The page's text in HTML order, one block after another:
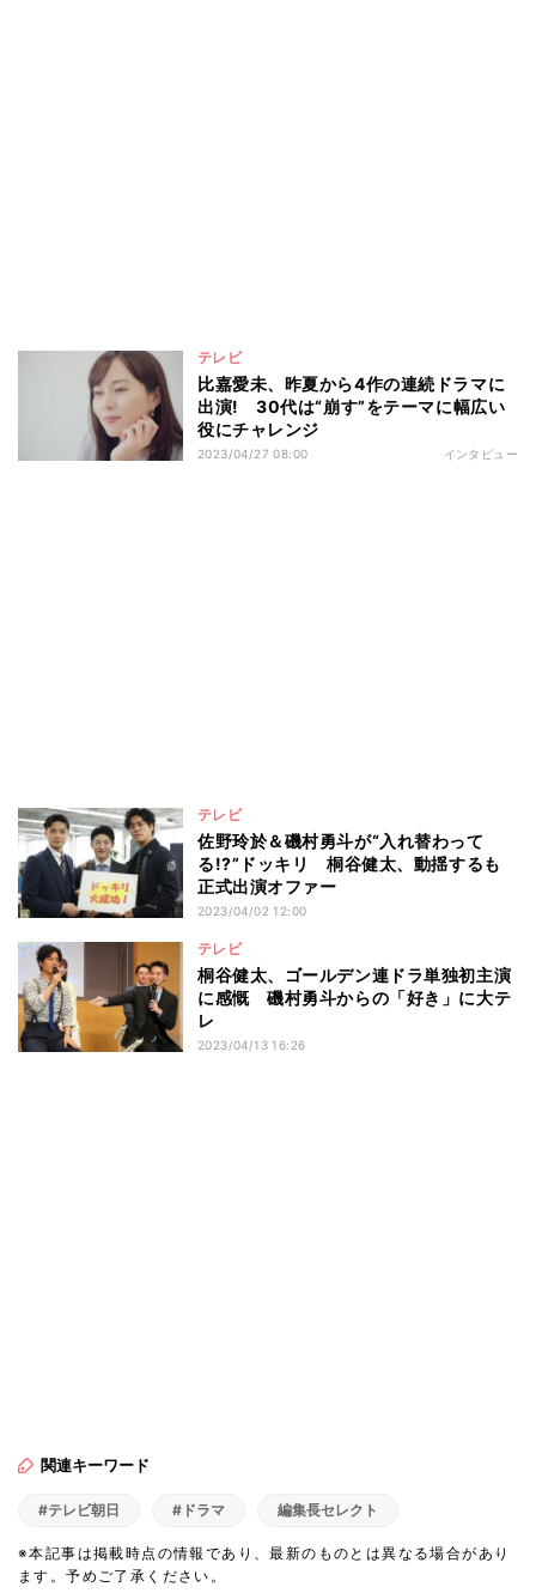
テレビ
比嘉愛未、昨夏から4作の連続ドラマに
出演! 30代は“崩す”をテーマに幅広い
役にチャレンジ
2023/04/27 08:00 インタビュー
テレビ
佐野玲於＆磯村勇斗が“入れ替わって
る!?”ドッキリ 桐谷健太、動揺するも
正式出演オファー
2023/04/02 12:00
テレビ
桐谷健太、ゴールデン連ドラ単独初主演
に感慨 磯村勇斗からの「好き」に大テ
レ
2023/04/13 16:26
関連キーワード
#テレビ朝日 #ドラマ 編集長セレクト
※本記事は掲載時点の情報であり、最新のものとは異なる場合があり
ます。予めご了承ください。